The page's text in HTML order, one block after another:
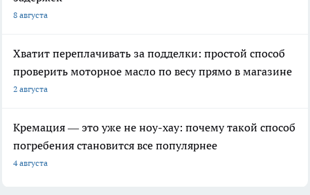
8 августа
Хватит переплачивать за подделки: простой способ
проверить моторное масло по весу прямо в магазине
2 августа
Кремация — это уже не ноу-хау: почему такой способ
погребения становится все популярнее
4 августа